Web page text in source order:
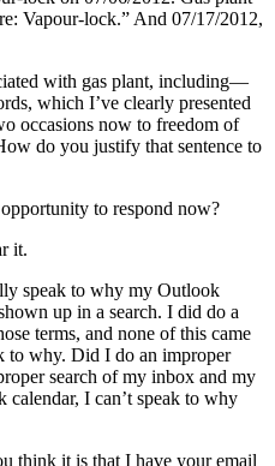
Vapour-lock.” And 07/17/2012,
with gas plant, including—
which I’ve clearly presented
occasions now to freedom of
do you justify that sentence to
to respond now?
it.
speak to why my Outlook
up in a search. I did do a
terms, and none of this came
to why. Did I do an improper
search of my inbox and my
calendar, I can’t speak to why
think it is that I have your email